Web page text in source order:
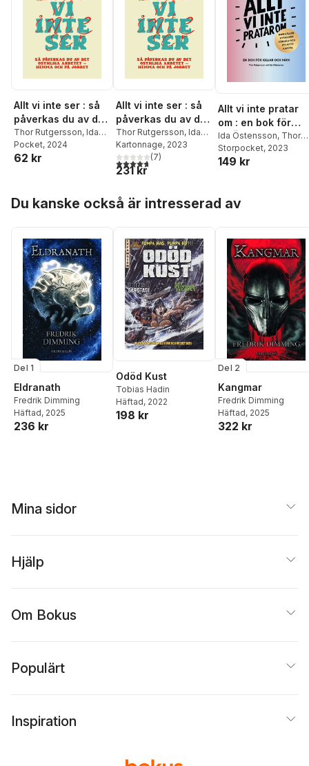
Allt vi inte ser : så
påverkas du av det
osynliga arbetet -
hemma och på
jobbet
Thor Rutgersson, Ida
Östensson
Pocket, 2024
62 kr
Allt vi inte ser : så
påverkas du av det
osynliga arbetet -
hemma och på
jobbet
Thor Rutgersson, Ida
Östensson
Kartonnage, 2023
4,7utav 5 stjärnor. Totalt antal röster:
(7)
231 kr
Allt vi inte pratar
om : en bok för
killar och män
Ida Östensson, Thor
Rutgersson
Storpocket, 2023
149 kr
Du kanske också är intresserad av
Del 1
Eldranath
Fredrik Dimming
Häftad, 2025
236 kr
Odöd Kust
Tobias Hadin
Häftad, 2022
198 kr
Del 2
Kangmar
Fredrik Dimming
Häftad, 2025
322 kr
Mina sidor
Hjälp
Om Bokus
Populärt
Inspiration